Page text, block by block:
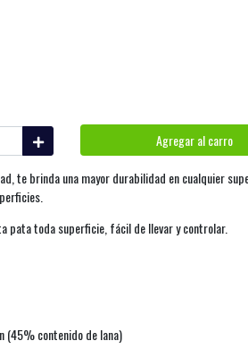
Agregar al carro
te brinda una mayor durabilidad en cualquier
pata toda superficie, fácil de llevar y controlar.
(45% contenido de lana)